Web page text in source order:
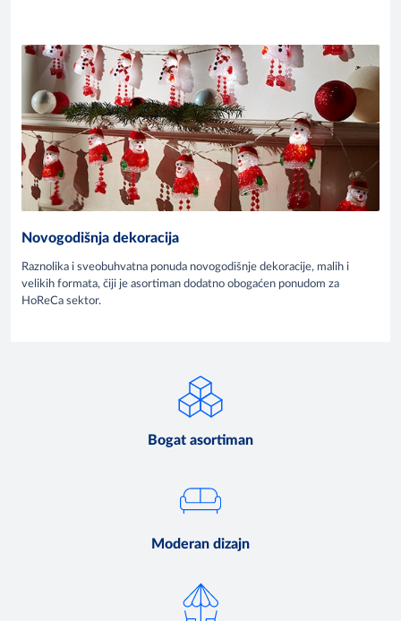
Novogodišnja dekoracija
Raznolika i sveobuhvatna ponuda novogodišnje dekoracije, malih i
velikih formata, čiji je asortiman dodatno obogaćen ponudom za
HoReCa sektor.
Bogat asortiman
Moderan dizajn